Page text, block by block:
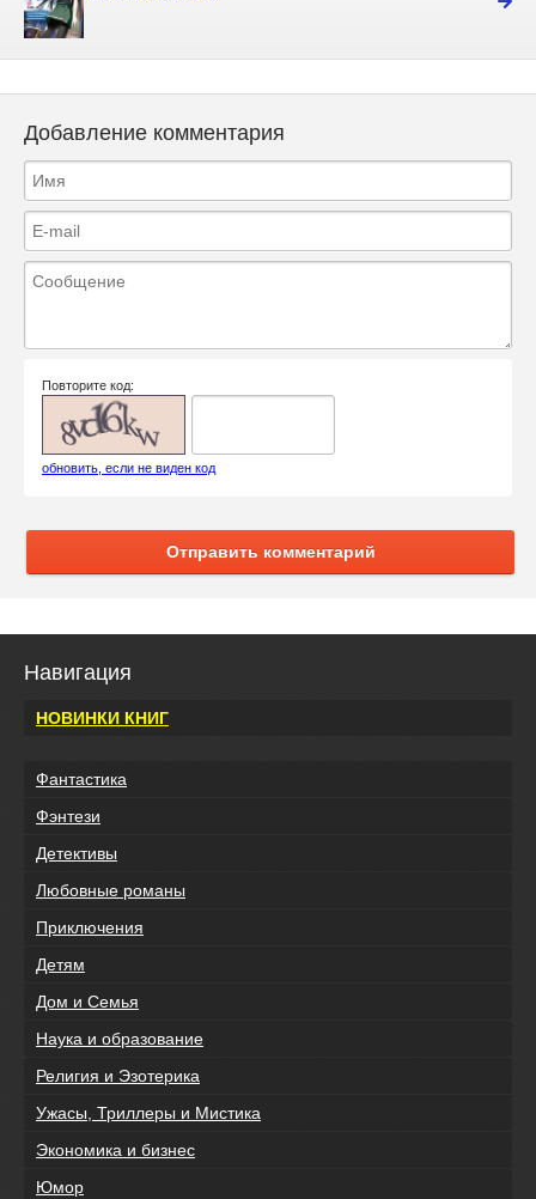
Добавление комментария
Повторите код:
обновить, если не виден код
Отправить комментарий
Навигация
НОВИНКИ КНИГ
Фантастика
Фэнтези
Детективы
Любовные романы
Приключения
Детям
Дом и Семья
Наука и образование
Религия и Эзотерика
Ужасы, Триллеры и Мистика
Экономика и бизнес
Юмор